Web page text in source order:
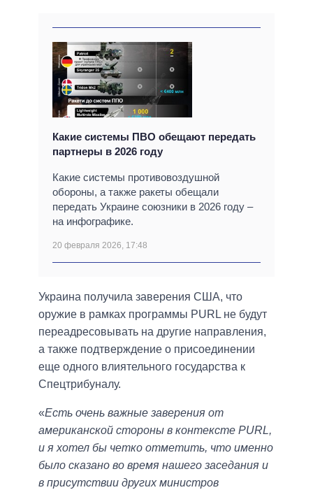
Какие системы ПВО обещают передать
партнеры в 2026 году
Какие системы противовоздушной
обороны, а также ракеты обещали
передать Украине союзники в 2026 году –
на инфографике.
20 февраля 2026, 17:48
Украина получила заверения США, что
оружие в рамках программы PURL не будут
переадресовывать на другие направления,
а также подтверждение о присоединении
еще одного влиятельного государства к
Спецтрибуналу.
«Есть очень важные заверения от
американской стороны в контексте PURL,
и я хотел бы четко отметить, что именно
было сказано во время нашего заседания и
в присутствии других министров